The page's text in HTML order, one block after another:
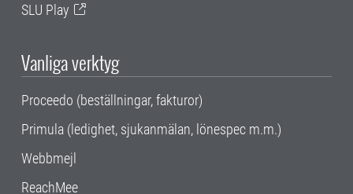
SLU Play
Vanliga verktyg
Proceedo (beställningar, fakturor)
Primula (ledighet, sjukanmälan, lönespec m.m.)
Webbmejl
ReachMee